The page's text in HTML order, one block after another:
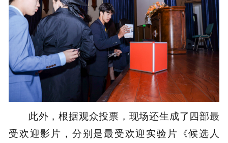
此外，根据观众投票，现场还生成了四部最
受欢迎影片，分别是最受欢迎实验片《候选人